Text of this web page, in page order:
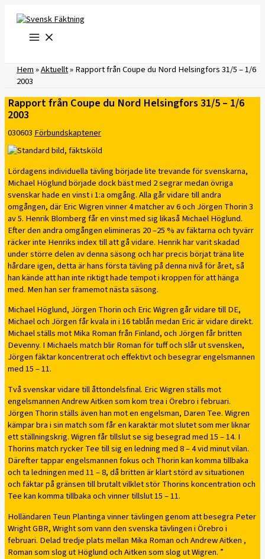
innehåll
Hem»Aktuellt»Rapport från Coupe du Nord Helsingfors 31/5 – 1/6
2003
Rapport från Coupe du Nord Helsingfors 31/5 – 1/6
2003
030603Förbundskaptener
Lördagens individuella tävling började lite trevande för svenskarna,
Michael Höglund började dock bäst med 2 segrar medan övriga
svenskar hade en vinst i 1:a omgång. Alla går vidare till andra
omgången, där Eric Wigren vinner 4 matcher av 6 och Jörgen Thorin 3
av 5. Henrik Blomberg får en vinst med sig likaså Michael Höglund.
Efter den andra omgången elimineras 20 –25 % av fäktarna och tyvärr
räcker inte Henriks index till att gå vidare. Henrik har varit skadad
under större delen av denna säsong och har precis börjat träna lite
hårdare igen, detta är hans första tävling på denna nivå för året, så
han kände att han inte riktigt hade tempot i kroppen för att hänga
med. Men han ser framemot nästa säsong.
Michael Höglund, Jörgen Thorin och Eric Wigren går vidare till DE,
Michael och Jörgen får kvala in i 16 tablån medan Eric är vidare direkt.
Michael ställs mot Mika Roman från Finland, och Jörgen får britten
Devenny. I Michaels match blir Roman för tuff och slår ut svensken,
Jörgen fäktar koncentrerat och effektivt och besegrar engelsmannen
med 15 – 11.
Två svenskar vidare till åttondelsfinal. Eric Wigren ställs mot
engelsmannen Andrew Aitken som kom trea i Örebro i februari.
Jörgen Thorin ställs även han mot en engelsman, Daren Tee. Wigren
kämpar bra i sin match som får en karaktär mot slutet som mer liknar
ett ställningskrig. Wigren får tillslut se sig besegrad med 15 – 14. I
Thorins match rycker Tee till sig en ledning med 8 – 4 vid minut vilan.
Därefter tappar engelsmannen fokus och Thorin kan komma tillbaka
och ta ledningen med 11 – 8, då britten är klart störd av situationen
och fäktar på gränsen till brutalt vilklet stör Thorins koncentration och
Tee kan komma tillbaka och vinner tillslut 15 – 11.
Holländaren Teun Plantinga vinner tävlingen genom att besegra Peter
Wright GBR, Wright som vann den svenska tävlingen i Örebro i
februari. Delad tredje plats mellan Mika Roman och Andrew Aitken ,
Roman som slog ut Höglund och Aitken som slog ut Wigren. ”